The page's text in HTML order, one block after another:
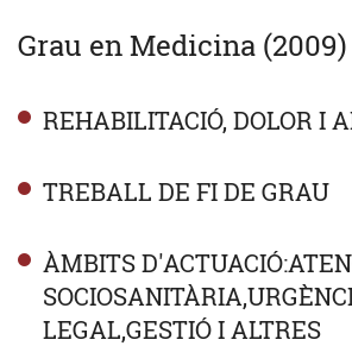
Grau en Medicina (2009)
REHABILITACIÓ, DOLOR I
TREBALL DE FI DE GRAU
ÀMBITS
LEGAL,GESTIÓ I ALTRES